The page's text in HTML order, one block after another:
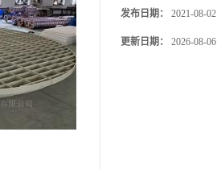
发布日期： 2021-08-02
更新日期： 2026-08-06